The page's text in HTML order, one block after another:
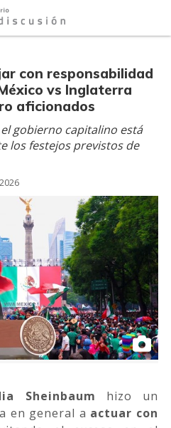
con responsabilidad
vs Inglaterra
aficionados
gobierno capitalino está
los festejos previstos de
Sheinbaum hizo un
en general a actuar con